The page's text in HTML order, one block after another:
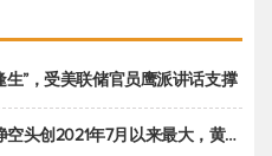
”，受美联储官员鹰派讲话支撑
7月以来最大，黄金期货投机性净多头头寸减少